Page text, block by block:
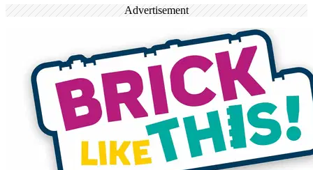
Advertisement